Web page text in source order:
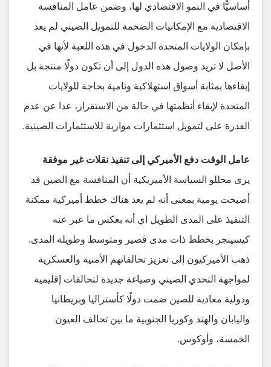
أساسيًّا في النمو الاقتصادي لها، وضمن عامل المنافسة
الاقتصادية مع الإمكانيات الضخمة للتمويل الصيني لم يعد
بإمكان الولايات المتحدة الدخول في هذه اللعبة لأنها في
الأصل لا تريد وصول هذه الدول إلى أن تكون دولًا منتجة بل
إبقاءها بمثابة أسواق استهلاكية ونامية بحاجة للولايات
المتحدة لإبقاء أنظمتها في حالة من الاستقرار، عدا عن عدم
القدرة على لتمويل استثمارات موازية للاستثمارات الصينية.
عامل الوقت دفع الأميركي إلى تنفيذ نقلات غير موفقة
يرى محللو السياسة الأميريكية أن المنافسة مع الصين قد
أصبحت يومية بمعنى أنه لم يعد هناك خطط أميركية ممكنة
التنفيذ على المدى الطويل اي أنه بعكس ما عبر عنه
كيسينجر بخطط ذات مدى قصير ومتوسط وطويلة المدى.
ذهب الأميركيون إلى تعزيز تحالفاتهم الأمنية والعسكرية
لمواجهة التحدي الصيني وصياغة جديدة لتحالفات إقليمية
ودولية معادية للصين ضمت دولًا كأستراليا وبريطانيا
واليابان والهند وكوريا الجنوبية ما بين تحالف العيون
الخمسة، وأوكوس.